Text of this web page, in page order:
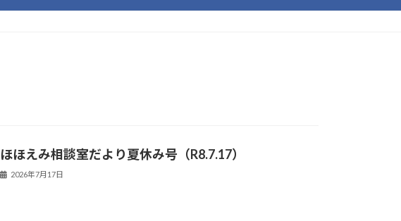
ほほえみ相談室だより夏休み号（R8.7.17）
2026年7月17日